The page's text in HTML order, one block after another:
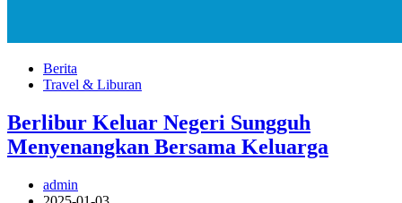
Berita
Travel & Liburan
Berlibur Keluar Negeri Sungguh
Menyenangkan Bersama Keluarga
admin